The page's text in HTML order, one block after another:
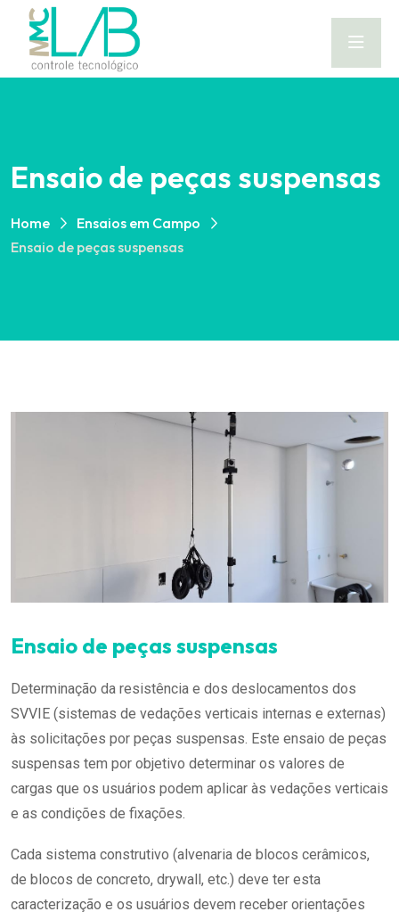
Ensaio de peças suspensas
Home
Ensaios em Campo
Ensaio de peças suspensas
Ensaio de peças suspensas
Determinação da resistência e dos deslocamentos dos
SVVIE (sistemas de vedações verticais internas e externas)
às solicitações por peças suspensas. Este ensaio de peças
suspensas tem por objetivo determinar os valores de
cargas que os usuários podem aplicar às vedações verticais
e as condições de fixações.
Cada sistema construtivo (alvenaria de blocos cerâmicos,
de blocos de concreto, drywall, etc.) deve ter esta
caracterização e os usuários devem receber orientações